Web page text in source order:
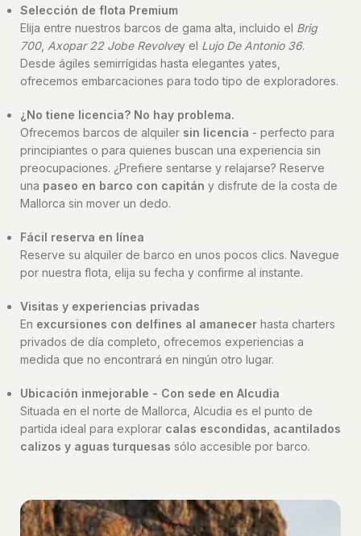
Selección de flota Premium
Elija entre nuestros barcos de gama alta, incluido el Brig
700, Axopar 22 Jobe Revolvey el Lujo De Antonio 36.
Desde ágiles semirrígidas hasta elegantes yates,
ofrecemos embarcaciones para todo tipo de exploradores.
¿No tiene licencia? No hay problema.
Ofrecemos barcos de alquiler sin licencia - perfecto para
principiantes o para quienes buscan una experiencia sin
preocupaciones. ¿Prefiere sentarse y relajarse? Reserve
una paseo en barco con capitán y disfrute de la costa de
Mallorca sin mover un dedo.
Fácil reserva en línea
Reserve su alquiler de barco en unos pocos clics. Navegue
por nuestra flota, elija su fecha y confirme al instante.
Visitas y experiencias privadas
En excursiones con delfines al amanecer hasta charters
privados de día completo, ofrecemos experiencias a
medida que no encontrará en ningún otro lugar.
Ubicación inmejorable - Con sede en Alcudia
Situada en el norte de Mallorca, Alcudia es el punto de
partida ideal para explorar calas escondidas, acantilados
calizos y aguas turquesas sólo accesible por barco.